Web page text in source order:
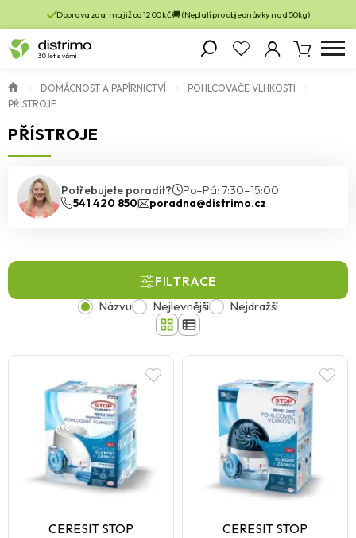
Doprava zdarma již od 1200 kč 🚚 (Neplatí pro objednávky nad 50kg)
DOMÁCNOST A PAPÍRNICTVÍ
POHLCOVAČE VLHKOSTI
PŘÍSTROJE
PŘÍSTROJE
Potřebujete poradit?
Po–Pá: 7:30–15:00
541 420 850
poradna@distrimo.cz
FILTRACE
Názvu Nejlevnější Nejdražší
CERESIT STOP
CERESIT STOP